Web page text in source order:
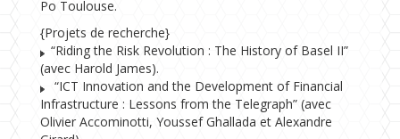
Po Toulouse.
{Projets de recherche}
“Riding the Risk Revolution : The History of Basel II”
(avec Harold James).
“ICT Innovation and the Development of Financial
Infrastructure : Lessons from the Telegraph” (avec
Olivier Accominotti, Youssef Ghallada et Alexandre